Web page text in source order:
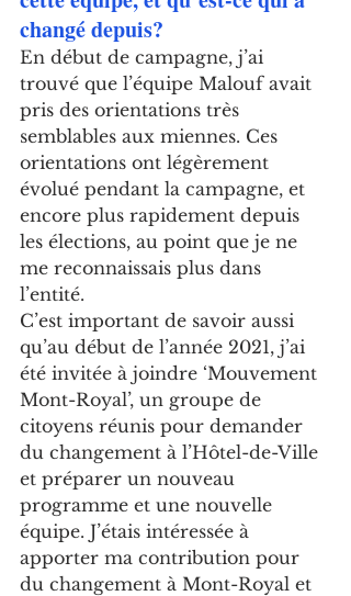
changé depuis?
En début de campagne, j’ai
trouvé que l’équipe Malouf avait
pris des orientations très
semblables aux miennes. Ces
orientations ont légèrement
évolué pendant la campagne, et
encore plus rapidement depuis
les élections, au point que je ne
me reconnaissais plus dans
l’entité.
C’est important de savoir aussi
qu’au début de l’année 2021, j’ai
été invitée à joindre ‘Mouvement
Mont-Royal’, un groupe de
citoyens réunis pour demander
du changement à l’Hôtel-de-Ville
et préparer un nouveau
programme et une nouvelle
équipe. J’étais intéressée à
apporter ma contribution pour
du changement à Mont-Royal et